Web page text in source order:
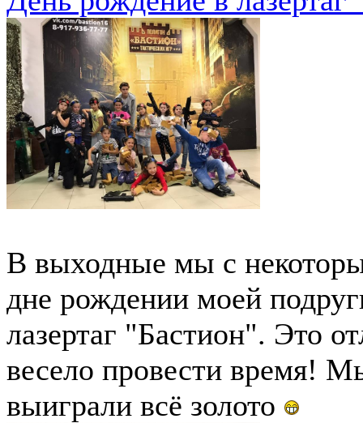
В выходные мы с
дне рождении моей
лазертаг "Бастион". Это
весело провести время!
выиграли всё золото